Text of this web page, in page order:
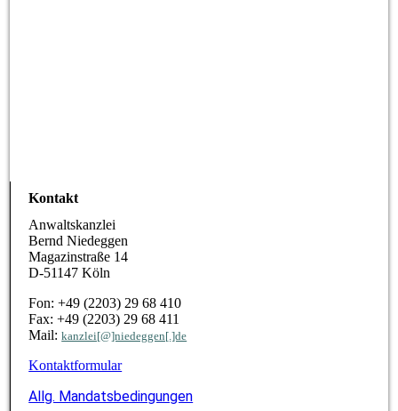
Kontakt
Anwaltskanzlei
Bernd Niedeggen
Magazinstraße 14
D-51147 Köln
Fon: +49 (2203) 29 68 410
Fax:+49 (2203) 29 68 411
Mail:kanzlei[@]niedeggen[.]de
Kontaktformular
Allg. Mandatsbedingungen